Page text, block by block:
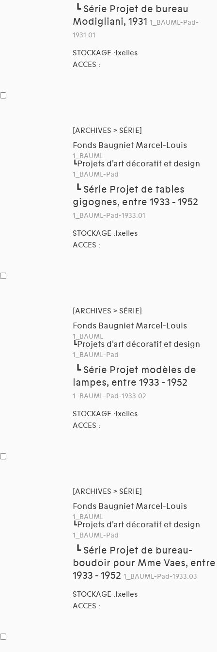
┗ Série Projet de bureau
Modigliani, 1931 1_BAUML-Pad-
1931.01
STOCKAGE :Ixelles
ACCES :
[ARCHIVES > SÉRIE]
Fonds Baugniet Marcel-Louis
1_BAUML
┗Projets d'art décoratif et design
1_BAUML-Pad
┗ Série Projet de tables
gigognes, entre 1933 - 1952
1_BAUML-Pad-1933.01
STOCKAGE :Ixelles
ACCES :
[ARCHIVES > SÉRIE]
Fonds Baugniet Marcel-Louis
1_BAUML
┗Projets d'art décoratif et design
1_BAUML-Pad
┗ Série Projet modèles de
lampes, entre 1933 - 1952
1_BAUML-Pad-1933.02
STOCKAGE :Ixelles
ACCES :
[ARCHIVES > SÉRIE]
Fonds Baugniet Marcel-Louis
1_BAUML
┗Projets d'art décoratif et design
1_BAUML-Pad
┗ Série Projet de bureau-
boudoir pour Mme Vaes, entre
1933 - 1952 1_BAUML-Pad-1933.03
STOCKAGE :Ixelles
ACCES :